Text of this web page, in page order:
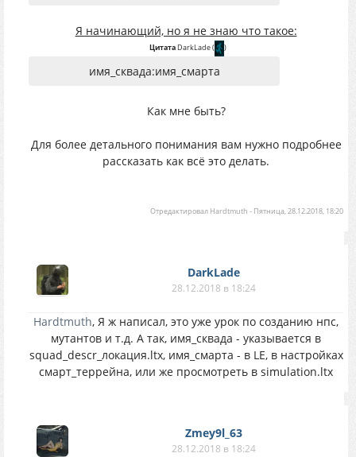
Я начинающий, но я не знаю что такое:
ЦитатаDarkLade( )
имя_сквада:имя_смарта
Как мне быть?
Для более детального понимания вам нужно подробнее
рассказать как всё это делать.
Отредактировал Hardtmuth - Пятница, 28.12.2018, 18:20
DarkLade
28.12.2018 в 18:24
Hardtmuth, Я ж написал, это уже урок по созданию нпс,
мутантов и т.д. А так, имя_сквада - указывается в
squad_descr_локация.ltx, имя_смарта - в LE, в настройках
смарт_террейна, или же просмотреть в simulation.ltx
Zmey9l_63
28.12.2018 в 18:24